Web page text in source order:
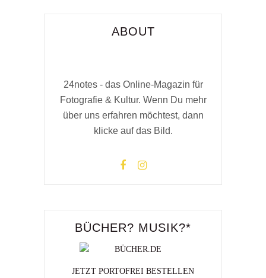
ABOUT
24notes - das Online-Magazin für
Fotografie & Kultur. Wenn Du mehr
über uns erfahren möchtest, dann
klicke auf das Bild.
BÜCHER? MUSIK?*
JETZT PORTOFREI BESTELLEN